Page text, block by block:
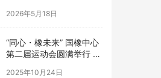
2026年5月18日
“同心・橡未来” 国橡中心
第二届运动会圆满举行 赛
2025年10月24日